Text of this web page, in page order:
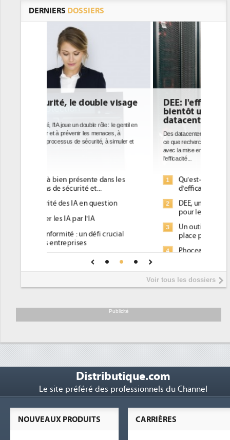
DERNIERS DOSSIERS
DEE: l'efficacité énergétique
bientôt une obligation pour les
datacenters
Des datacenters plus durables et plus efficaces, c'est
ce que recherchent les pouvoirs publics européens
avec la mise en oeuvre de la nouvelle Directive sur
1
Qu'est-ce que la DEE (directive
d'efficacité énergétique) ?
2
DEE, une pression administrative
Un outillage et des services déjà en
place pour répondre à...
Phocea DC dans les cordes pour la
Interview de Fabrice Coquio,
président de Digital Realty...
soutient les...
Voir tous les dossiers
Publicité
Distributique.com
Le site préféré des professionnels du Channel
CARRIÈRES
NOUVEAUX PRODUITS